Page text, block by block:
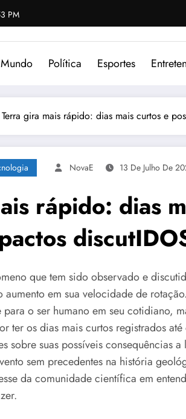
PM
Mundo Política Esportes
Terra gira mais rápido: dias mais curtos e
NovaE 13 De Julho De
rápido: dias
que tem sido observado e
aumento em sua velocidade de
o ser humano em seu cotidiano,
ter os dias mais curtos registrados
sobre suas possíveis consequências
sem precedentes na história
da comunidade científica em